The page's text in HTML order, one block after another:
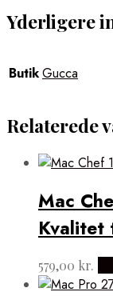
Yderligere
ButikGucca
Relaterede
Mac
Kvalitet
579,00 kr.